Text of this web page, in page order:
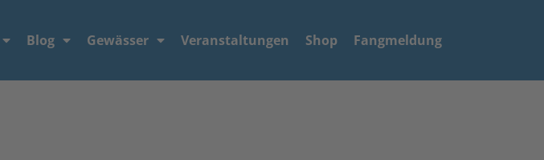
Blog Gewässer Veranstaltungen Shop Fangmeldung